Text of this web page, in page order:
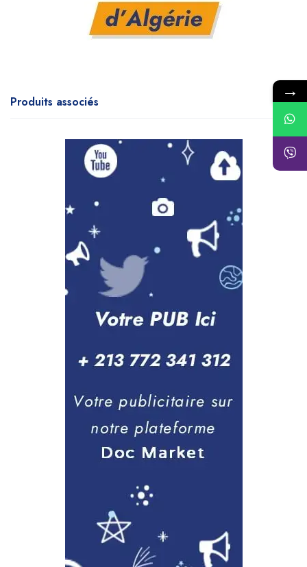
Produits associés →